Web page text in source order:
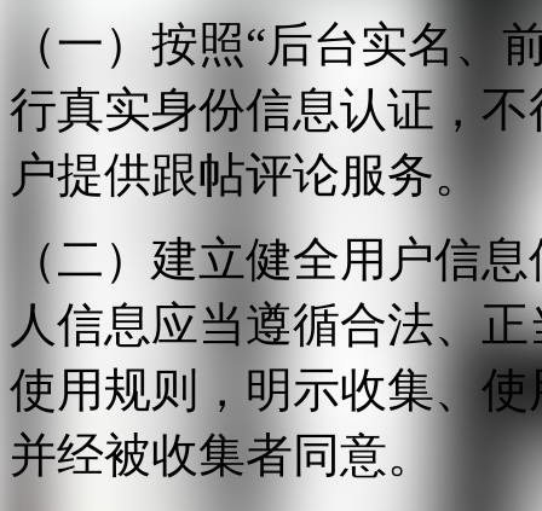
（一）按照“后台实名、
行真实身份信息认证，
户提供跟帖评论服务。
（二）建立健全用户信
人信息应当遵循合法、
使用规则，明示收集、
并经被收集者同意。